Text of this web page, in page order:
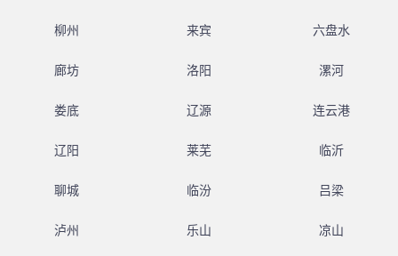
柳州 来宾 六盘水
廊坊 洛阳 漯河
娄底 辽源 连云港
辽阳 莱芜 临沂
聊城 临汾 吕梁
泸州 乐山 凉山